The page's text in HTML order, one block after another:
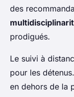
des
prodigués.
Le suivi à
pour les
en dehors de la